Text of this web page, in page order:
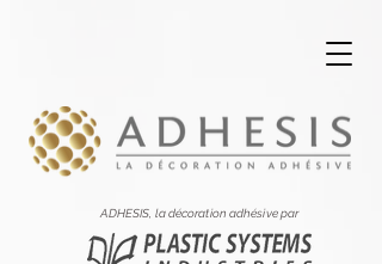
ADHESIS, la décoration adhésive par